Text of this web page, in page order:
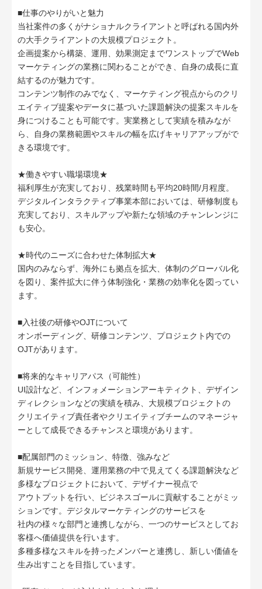
■仕事のやりがいと魅力
当社案件の多くがナショナルクライアントと呼ばれる国内外
の大手クライアントの大規模プロジェクト。
企画提案から構築、運用、効果測定までワンストップでWeb
マーケティングの業務に関わることができ、自身の成長に直
結するのが魅力です。
コンテンツ制作のみでなく、マーケティング視点からのクリ
エイティブ提案やデータに基づいた課題解決の提案スキルを
身につけることも可能です。実業務として実績を積みなが
ら、自身の業務範囲やスキルの幅を広げキャリアアップがで
きる環境です。
★働きやすい職場環境★
福利厚生が充実しており、残業時間も平均20時間/月程度。
デジタルインタラクティブ事業本部においては、研修制度も
充実しており、スキルアップや新たな領域のチャンレンジに
も安心。
★時代のニーズに合わせた体制拡大★
国内のみならず、海外にも拠点を拡大、体制のグローバル化
を図り、案件拡大に伴う体制強化・業務の効率化を図ってい
ます。
■入社後の研修やOJTについて
オンボーディング、研修コンテンツ、プロジェクト内での
OJTがあります。
■将来的なキャリアパス（可能性）
UI設計など、インフォメーションアーキティクト、デザイン
ディレクションなどの実績を積み、大規模プロジェクトの
クリエイティブ責任者やクリエイティブチームのマネージャ
ーとして成長できるチャンスと環境があります。
■配属部門のミッション、特徴、強みなど
新規サービス開発、運用業務の中で見えてくる課題解決など
多様なプロジェクトにおいて、デザイナー視点で
アウトプットを行い、ビジネスゴールに貢献することがミッ
ションです。デジタルマーケティングのサービスを
社内の様々な部門と連携しながら、一つのサービスとしてお
客様へ価値提供を行います。
多種多様なスキルを持ったメンバーと連携し、新しい価値を
生み出すことを目指しています。